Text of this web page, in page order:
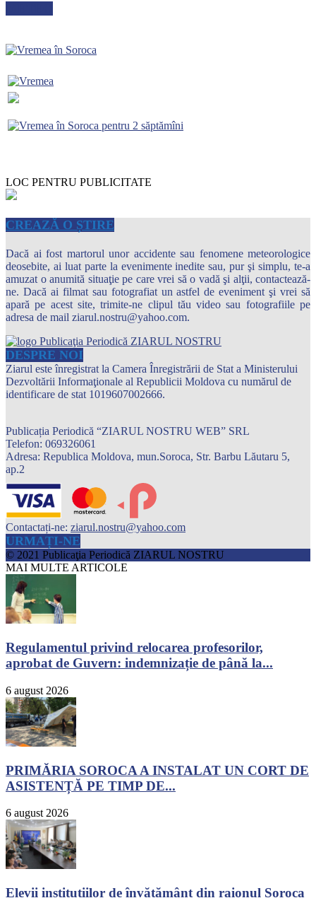
LOC PENTRU PUBLICITATE
CREAZĂ O ȘTIRE
Dacă ai fost martorul unor accidente sau fenomene meteorologice
deosebite, ai luat parte la evenimente inedite sau, pur şi simplu, te-a
amuzat o anumită situaţie pe care vrei să o vadă şi alţii, contactează-
ne. Dacă ai filmat sau fotografiat un astfel de eveniment şi vrei să
apară pe acest site, trimite-ne clipul tău video sau fotografiile pe
adresa de mail ziarul.nostru@yahoo.com.
DESPRE NOI
Ziarul este înregistrat la Camera Înregistrării de Stat a Ministerului
Dezvoltării Informaţionale al Republicii Moldova cu numărul de
identificare de stat 1019607002666.
Publicația Periodică “ZIARUL NOSTRU WEB” SRL
Telefon: 069326061
Adresa: Republica Moldova, mun.Soroca, Str. Barbu Lăutaru 5,
ap.2
Contactați-ne: ziarul.nostru@yahoo.com
URMAȚI-NE
© 2021 Publicaţia Periodică ZIARUL NOSTRU
MAI MULTE ARTICOLE
Regulamentul privind relocarea profesorilor,
aprobat de Guvern: indemnizație de până la...
6 august 2026
PRIMĂRIA SOROCA A INSTALAT UN CORT DE
ASISTENȚĂ PE TIMP DE...
6 august 2026
Elevii instituțiilor de învățământ din raionul Soroca